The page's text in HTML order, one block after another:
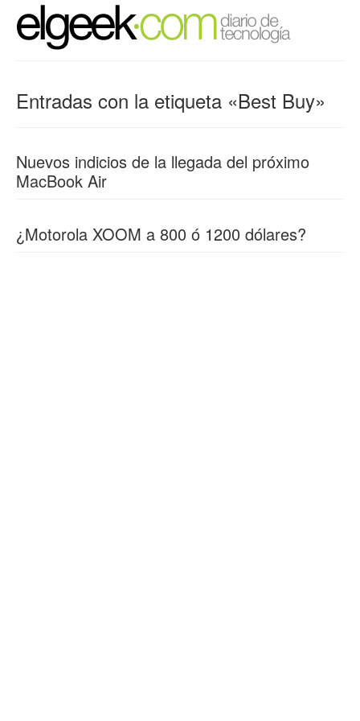
Entradas con la etiqueta «Best Buy»
Nuevos indicios de la llegada del próximo
MacBook Air
¿Motorola XOOM a 800 ó 1200 dólares?